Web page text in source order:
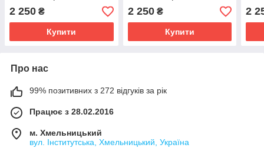
2 250 ₴
Купити
2 250₴
Купити
2
Про нас
99% позитивних з 272 відгуків за рік
Працює з 28.02.2016
м. Хмельницький
вул. Інститутська, Хмельницький, Україна